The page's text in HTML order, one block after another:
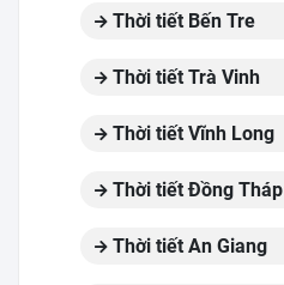
Thời tiết Bến Tre
Thời tiết Trà Vinh
Thời tiết Vĩnh Long
Thời tiết Đồng Tháp
Thời tiết An Giang